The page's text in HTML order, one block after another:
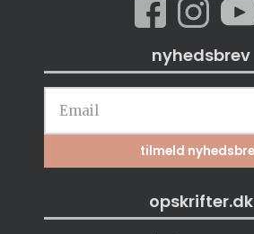
nyhedsbrev
opskrifter.dk